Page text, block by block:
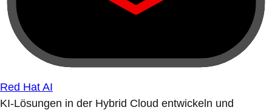
Red Hat AI
KI-Lösungen in der Hybrid Cloud entwickeln und